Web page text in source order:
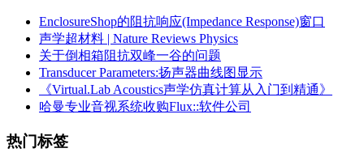
EnclosureShop的阻抗响应(Impedance Response)窗口
声学超材料 | Nature Reviews Physics
关于倒相箱阻抗双峰一谷的问题
Transducer Parameters:扬声器曲线图显示
《Virtual.Lab Acoustics声学仿真计算从入门到精通》
哈曼专业音视系统收购Flux::软件公司
热门标签